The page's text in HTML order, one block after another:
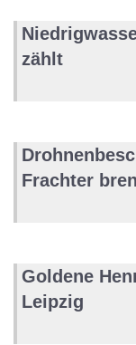
zählt
Frachter
Goldene
Leipzig